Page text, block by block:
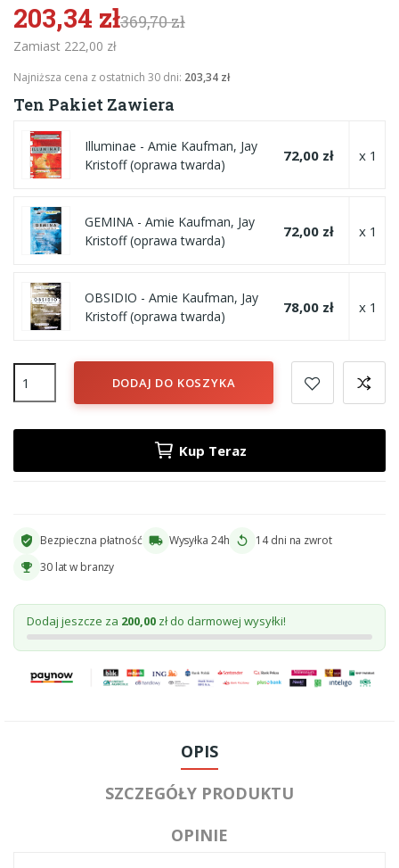
203,34 zł369,70 zł
Zamiast 222,00 zł
Najniższa cena z ostatnich 30 dni: 203,34 zł
Ten Pakiet Zawiera
Illuminae - Amie Kaufman, Jay
Kristoff (oprawa twarda)
72,00 zł x 1
GEMINA - Amie Kaufman, Jay
Kristoff (oprawa twarda)
72,00 zł x 1
OBSIDIO - Amie Kaufman, Jay
Kristoff (oprawa twarda)
78,00 zł x 1
DODAJ DO KOSZYKA
Kup Teraz
verified_user Bezpieczna płatność local_shipping Wysyłka 24h replay 14 dni na zwrot
emoji_events 30 lat w branzy
Dodaj jeszcze za 200,00 zł do darmowej wysyłki!
OPIS
SZCZEGÓŁY PRODUKTU
OPINIE